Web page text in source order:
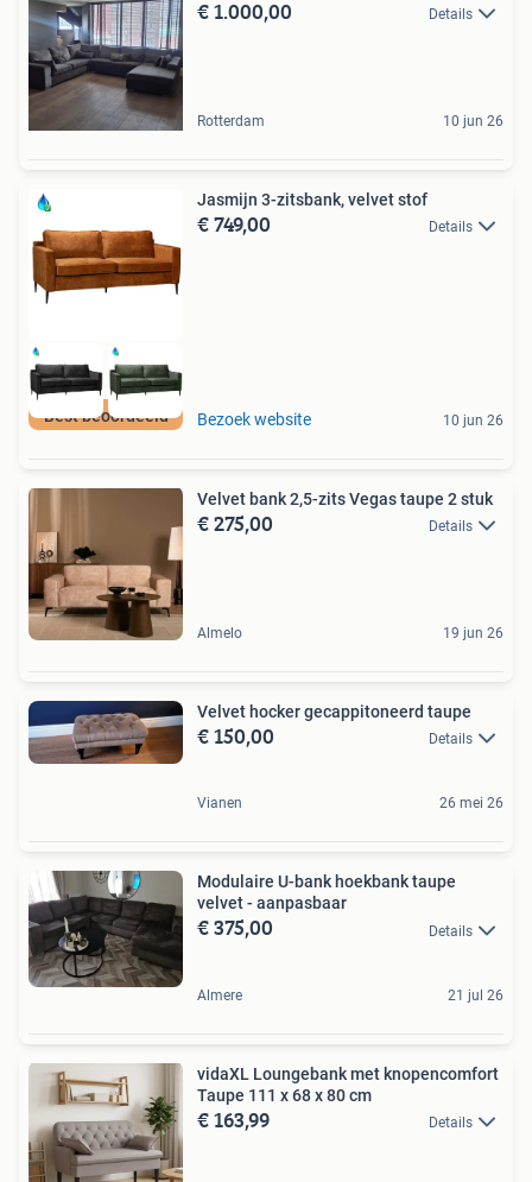
€ 1.000,00 Details
Rotterdam 10 jun 26
Best beoordeeld
Jasmijn 3-zitsbank, velvet stof
€ 749,00 Details
Bezoek website 10 jun 26
Velvet bank 2,5-zits Vegas taupe 2 stuk
€ 275,00 Details
Almelo 19 jun 26
Velvet hocker gecappitoneerd taupe
€ 150,00 Details
Vianen 26 mei 26
Modulaire U-bank hoekbank taupe
velvet - aanpasbaar
€ 375,00 Details
Almere 21 jul 26
vidaXL Loungebank met knopencomfort
Taupe 111 x 68 x 80 cm
€ 163,99 Details